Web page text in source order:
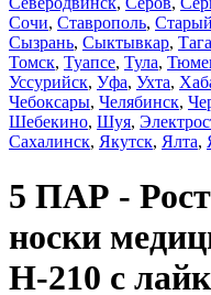
Сочи, Ставрополь,
Сызрань, Сыктывкар,
Томск, Туапсе, Тула,
Уссурийск, Уфа, Ухта,
Чебоксары, Челябинск,
Шебекино, Шуя,
Сахалинск, Якутск, Ялта,
5 ПАР -
носки
Н-210 с